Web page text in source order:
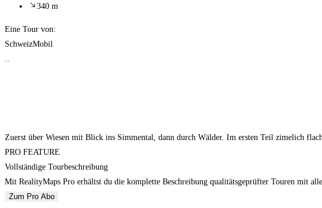
340 m
Eine Tour von:
SchweizMobil
..
Zuerst über Wiesen mit Blick ins Simmental, dann durch Wälder. Im ersten Teil zimelich
PRO FEATURE
Vollständige Tourbeschreibung
Mit RealityMaps Pro erhältst du die komplette Beschreibung qualitätsgeprüfter Touren mit
Zum Pro Abo